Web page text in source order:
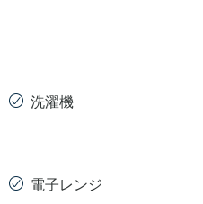
洗濯機
電子レンジ